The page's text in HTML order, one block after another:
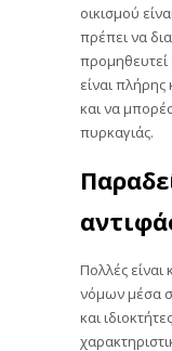
οικισμού
πρέπει να
είναι πλήρης
και να
πυρκαγιάς.
Πολλές είναι
νόμων μέσα
και